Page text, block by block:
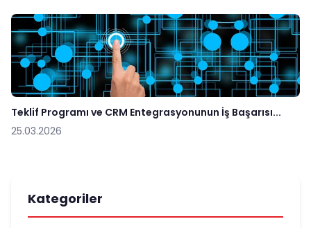
Teklif Programı ve CRM Entegrasyonunun İş Başarısı...
25.03.2026
Kategoriler